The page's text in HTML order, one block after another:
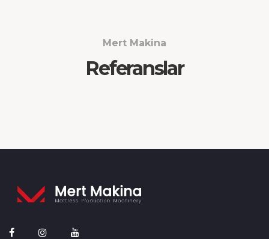
Mert Makina
Referanslar